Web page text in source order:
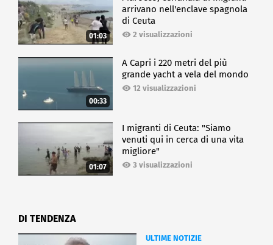
01:03
arrivano nell'enclave spagnola
di Ceuta
2 visualizzazioni
00:33
A Capri i 220 metri del più
grande yacht a vela del mondo
12 visualizzazioni
01:07
I migranti di Ceuta: "Siamo
venuti qui in cerca di una vita
migliore"
3 visualizzazioni
DI TENDENZA
ULTIME NOTIZIE